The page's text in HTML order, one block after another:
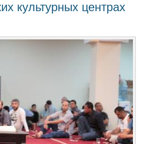
культурных центрах